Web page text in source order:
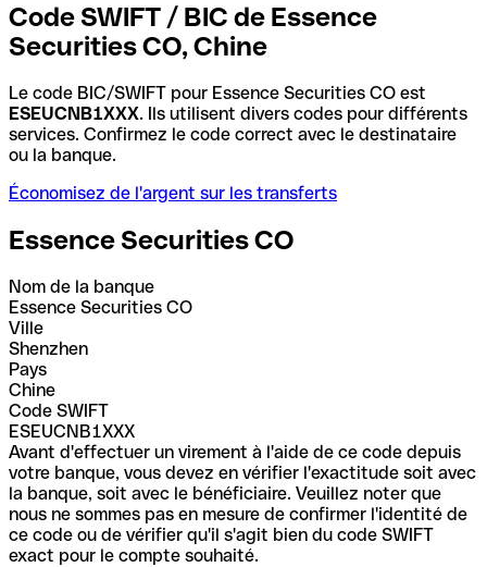
Code SWIFT / BIC de Essence
Securities CO, Chine
Le code BIC/SWIFT pour Essence Securities CO est
ESEUCNB1XXX. Ils utilisent divers codes pour différents
services. Confirmez le code correct avec le destinataire
ou la banque.
Économisez de l'argent sur les transferts
Essence Securities CO
Nom de la banque
Essence Securities CO
Ville
Shenzhen
Pays
Chine
Code SWIFT
ESEUCNB1XXX
Avant d'effectuer un virement à l'aide de ce code depuis
votre banque, vous devez en vérifier l'exactitude soit avec
la banque, soit avec le bénéficiaire. Veuillez noter que
nous ne sommes pas en mesure de confirmer l'identité de
ce code ou de vérifier qu'il s'agit bien du code SWIFT
exact pour le compte souhaité.